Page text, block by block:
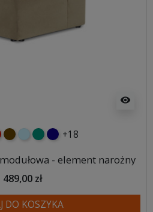
visibility
czekoladowy
błękitnyturkusowy
granatowy
+18
- element narożny
489,00 zł
DO KOSZYKA